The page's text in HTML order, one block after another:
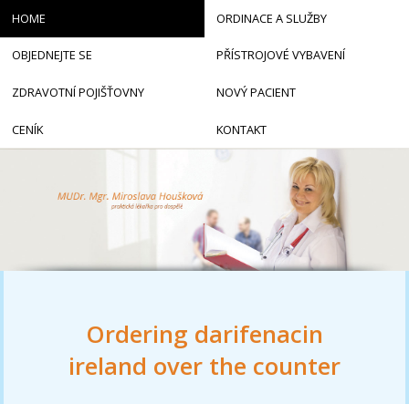
Ordering darifenacin
ireland over the counter
HOME ORDINACE A SLUŽBY
OBJEDNEJTE SE PŘÍSTROJOVÉ VYBAVENÍ
ZDRAVOTNÍ POJIŠŤOVNY NOVÝ PACIENT
CENÍK KONTAKT